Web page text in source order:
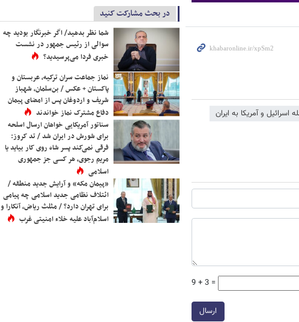
اسرائیل و آمریکا به ایران
9 + 3 =
ارسال
در بحث مشارکت کنید
شما نظر بدهید/ اگر خبرنگار بودید چه
سوالی از رئیس جمهور در نشست
خبری فردا می‌پرسیدید؟
نماز جماعت سران ترکیه، عربستان و
پاکستان + عکس / بن‌سلمان، شهباز
شریف و اردوغان پس از امضای پیمان
دفاع مشترک نماز خواندند
سناتور آمریکایی خواهان ارسال اسلحه
برای شورش در ایران شد / تد کروز:
فرقی نمی‌کند پسر شاه روی کار بیاید یا
مریم رجوی، هر کسی جز جمهوری
اسلامی
«پیمان مکه» و آرایش جدید منطقه /
ائتلاف نظامی جدید اسلامی چه پیامی
برای تهران دارد؟ / مثلث ریاض، آنکارا و
اسلام‌آباد علیه خلاء امنیتی غرب